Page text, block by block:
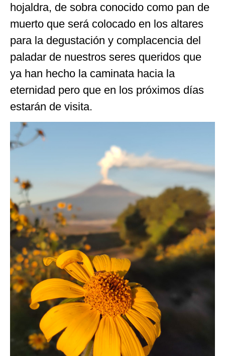
hojaldra, de sobra conocido como pan de
muerto que será colocado en los altares
para la degustación y complacencia del
paladar de nuestros seres queridos que
ya han hecho la caminata hacia la
eternidad pero que en los próximos días
estarán de visita.